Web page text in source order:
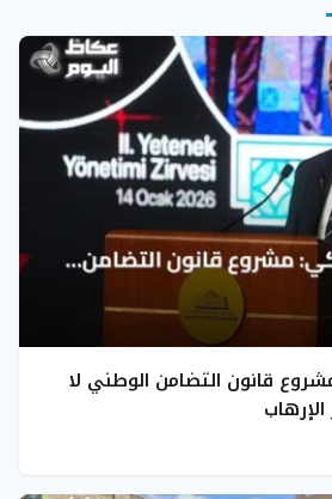
قانون التضامن الوطني لا